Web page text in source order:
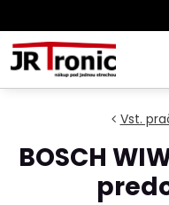
Vst.
BOSCH